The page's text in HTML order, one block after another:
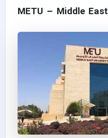
دانشگاه فنی خاورمیانه (METU – Middle East